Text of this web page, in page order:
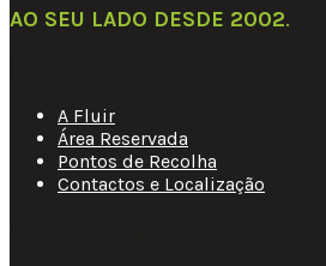
AO SEU LADO DESDE 2002.
A Fluir
Área Reservada
Pontos de Recolha
Contactos e Localização